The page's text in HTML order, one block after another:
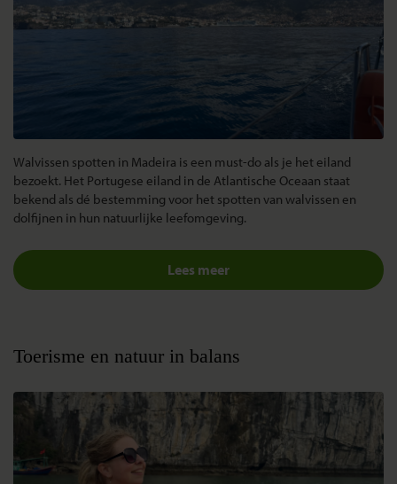
Walvissen spotten in Madeira is een must-do als je het eiland
bezoekt. Het Portugese eiland in de Atlantische Oceaan staat
bekend als dé bestemming voor het spotten van walvissen en
dolfijnen in hun natuurlijke leefomgeving.
Lees meer
Toerisme en natuur in balans